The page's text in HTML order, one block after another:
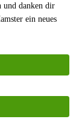
und danken dir
ein neues